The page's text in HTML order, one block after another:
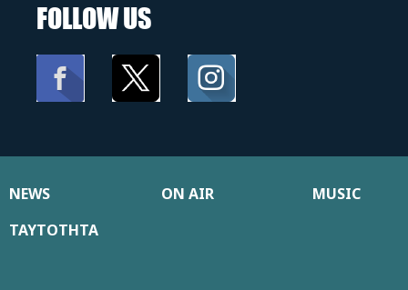
FOLLOW US
NEWS ON AIR
MUSIC
ΤΑΥΤΟΤΗΤΑ